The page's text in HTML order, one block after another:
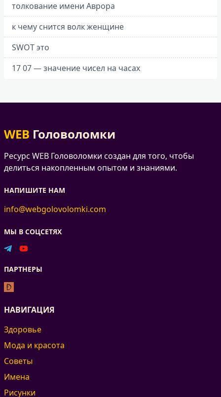
толкование имени Аврора
к чему снится волк женщине
SWOT это
17 07 — значение чисел на часах
WEB Головоломки
Ресурс WEB Головоломки создан для того, чтобы
делиться накопленным опытом и знаниями.
НАПИШИТЕ НАМ
info@webgolovolomki.com
МЫ В СОЦСЕТЯХ
ПАРТНЕРЫ
НАВИГАЦИЯ
Здоровье
Мода и красота
Советы
Имена
Рисунки